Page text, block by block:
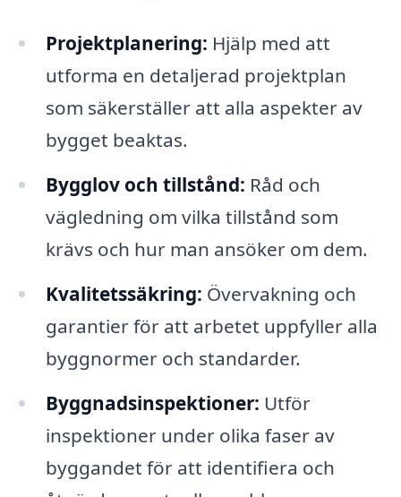
Projektplanering: Hjälp med att
utforma en detaljerad projektplan
som säkerställer att alla aspekter av
bygget beaktas.
Bygglov och tillstånd: Råd och
vägledning om vilka tillstånd som
krävs och hur man ansöker om dem.
Kvalitetssäkring: Övervakning och
garantier för att arbetet uppfyller alla
byggnormer och standarder.
Byggnadsinspektioner: Utför
inspektioner under olika faser av
byggandet för att identifiera och